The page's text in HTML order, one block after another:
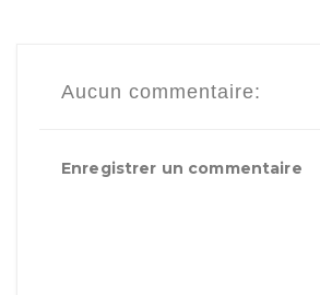
Aucun commentaire:
Enregistrer un commentaire